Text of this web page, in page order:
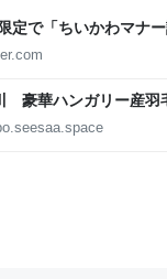
定で「ちいかわマナ
豪華ハンガリー産羽
商品の口コミまとめて